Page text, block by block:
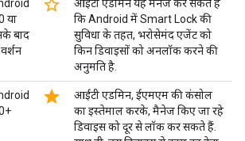
या
बाद
star_border
आईटी एडमिन यह मैनेज कर सकते हैं
कि Android में Smart Lock की
सुविधा के तहत, भरोसेमंद एजेंट को
किन डिवाइसों को अनलॉक करने की
अनुमति है.
star
आईटी एडमिन, ईएमएम की कंसोल
का इस्तेमाल करके, मैनेज किए जा रहे
डिवाइस को दूर से लॉक कर सकते हैं.